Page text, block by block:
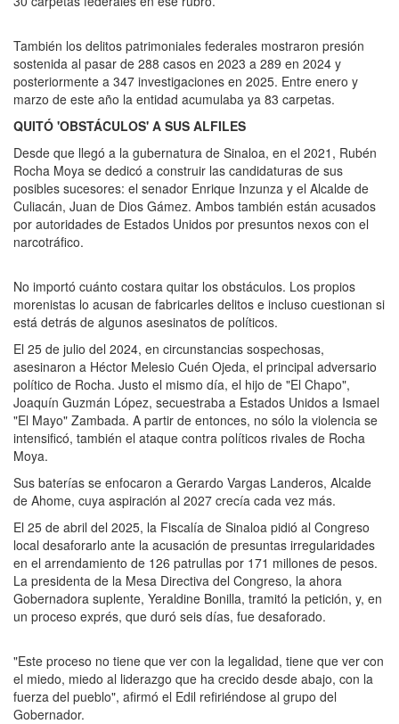
También los delitos patrimoniales federales mostraron presión
sostenida al pasar de 288 casos en 2023 a 289 en 2024 y
posteriormente a 347 investigaciones en 2025. Entre enero y
marzo de este año la entidad acumulaba ya 83 carpetas.
QUITÓ 'OBSTÁCULOS' A SUS ALFILES
Desde que llegó a la gubernatura de Sinaloa, en el 2021, Rubén
Rocha Moya se dedicó a construir las candidaturas de sus
posibles sucesores: el senador Enrique Inzunza y el Alcalde de
Culiacán, Juan de Dios Gámez. Ambos también están acusados
por autoridades de Estados Unidos por presuntos nexos con el
narcotráfico.
No importó cuánto costara quitar los obstáculos. Los propios
morenistas lo acusan de fabricarles delitos e incluso cuestionan si
está detrás de algunos asesinatos de políticos.
El 25 de julio del 2024, en circunstancias sospechosas,
asesinaron a Héctor Melesio Cuén Ojeda, el principal adversario
político de Rocha. Justo el mismo día, el hijo de "El Chapo",
Joaquín Guzmán López, secuestraba a Estados Unidos a Ismael
"El Mayo" Zambada. A partir de entonces, no sólo la violencia se
intensificó, también el ataque contra políticos rivales de Rocha
Moya.
Sus baterías se enfocaron a Gerardo Vargas Landeros, Alcalde
de Ahome, cuya aspiración al 2027 crecía cada vez más.
El 25 de abril del 2025, la Fiscalía de Sinaloa pidió al Congreso
local desaforarlo ante la acusación de presuntas irregularidades
en el arrendamiento de 126 patrullas por 171 millones de pesos.
La presidenta de la Mesa Directiva del Congreso, la ahora
Gobernadora suplente, Yeraldine Bonilla, tramitó la petición, y, en
un proceso exprés, que duró seis días, fue desaforado.
"Este proceso no tiene que ver con la legalidad, tiene que ver con
el miedo, miedo al liderazgo que ha crecido desde abajo, con la
fuerza del pueblo", afirmó el Edil refiriéndose al grupo del
Gobernador.